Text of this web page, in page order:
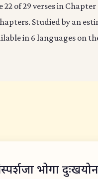
22 of 29 verses in
Studied by an
in 6 languages on
भोगा